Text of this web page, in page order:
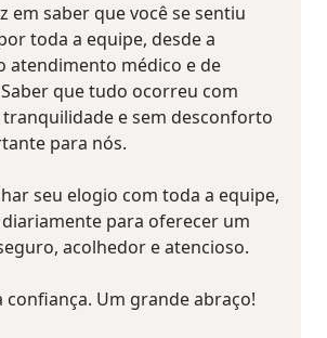
em saber que você se sentiu
toda a equipe, desde a
atendimento médico e de
que tudo ocorreu com
e sem desconforto
para nós.
seu elogio com toda a equipe,
para oferecer um
acolhedor e atencioso.
confiança. Um grande abraço!